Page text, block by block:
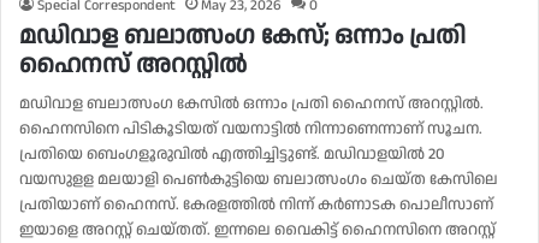
Special Correspondent May 23, 2026 0
മഡിവാള ബലാത്സം​ഗ കേസ്; ഒന്നാം പ്രതി
ഹൈനസ് അറസ്റ്റിൽ
മഡിവാള ബലാത്സം​ഗ കേസിൽ ഒന്നാം പ്രതി ഹൈനസ് അറസ്റ്റിൽ.
ഹൈനസിനെ പിടികൂടിയത് വയനാട്ടിൽ നിന്നാണെന്നാണ് സൂചന.
പ്രതിയെ ബെം​ഗളൂരുവിൽ എത്തിച്ചിട്ടുണ്ട്. മഡിവാളയിൽ 20
വയസുളള മലയാളി പെൺകുട്ടിയെ ബലാത്സം​ഗം ചെ‌യ്ത കേസിലെ
പ്രതിയാണ് ഹൈനസ്. കേരളത്തിൽ നിന്ന് കർണാടക പൊലീസാണ്
ഇയാളെ അറസ്റ്റ് ചെയ്തത്. ഇന്നലെ വൈകിട്ട് ഹൈനസിനെ അറസ്റ്റ്